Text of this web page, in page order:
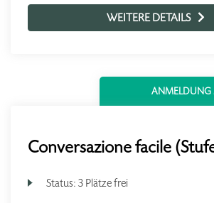
WEITERE DETAILS
ANMELDUNG
Conversazione facile
Status: 3 Plätze frei